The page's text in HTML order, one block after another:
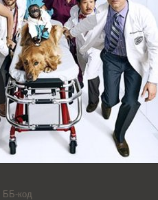
ББ-код